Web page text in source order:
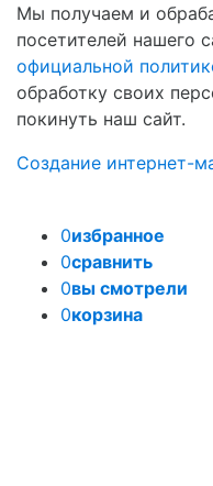
Мы получаем и
посетителей нашего
официальной
обработку своих
покинуть наш сайт.
Создание интернет-
0избранное
0сравнить
0вы смотрели
0корзина